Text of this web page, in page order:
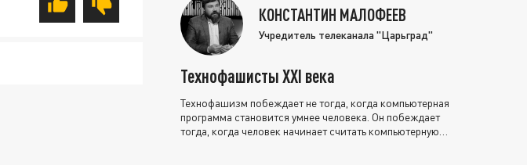
КОНСТАНТИН МАЛОФЕЕВ
Учредитель телеканала "Царьград"
Технофашисты XXI века
Технофашизм побеждает не тогда, когда компьютерная
программа становится умнее человека. Он побеждает
тогда, когда человек начинает считать компьютерную